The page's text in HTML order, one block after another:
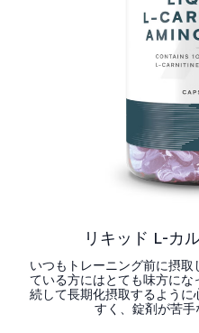
リキッド L-カ
いつもトレーニング前に摂
ている方にはとても味方に
続して長期化摂取するよう
すく、錠剤が苦手